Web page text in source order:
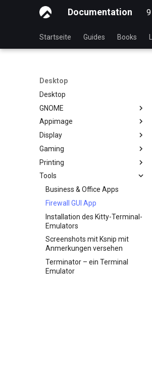
Documentation 9
Startseite Guides Books
Desktop
Desktop
GNOME
dconf Config Editor
Decibels
Decoder
Desktop via RDP teilen
Desktop Sharing via
x11vnc+SSH
File Shredder
Flatpak
GNOME Shell Erweiterungen
GNOME Tweaks
GNOME-Online-Accounts
Screenshot
Appimage
AppImages mit AppImagePool
— Installation
Software mit einer `AppImage`
installieren
Display
Installation der NVIDIA-GPU-
Treiber
Gaming
Gaming unter Linux mit Proton
Printing
Installation und Einrichtung
eines Brother All-in-One
Druckers
Installation und Einrichtung
eines HP All-in-One-Druckers
Tools
Business & Office Apps
Firewall GUI App
Installation des Kitty-Terminal-
Emulators
Screenshots mit Ksnip mit
Anmerkungen versehen
Terminator – ein Terminal
Emulator